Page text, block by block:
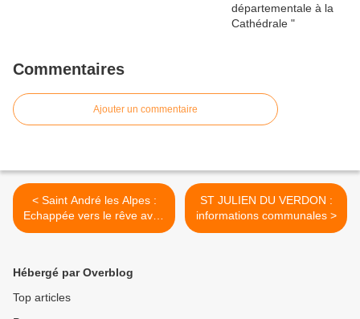
Commentaires
Ajouter un commentaire
< Saint André les Alpes :
Echappée vers le rêve avec
My Way
ST JULIEN DU VERDON :
informations communales >
Hébergé par Overblog
Top articles